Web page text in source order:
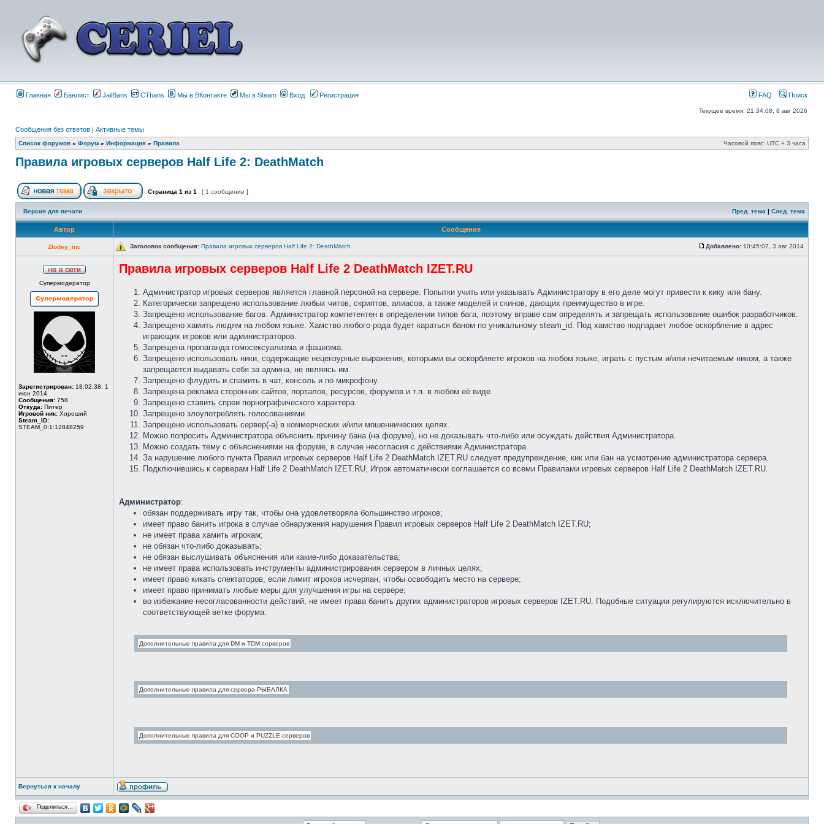
Главная Банлист JailBans CTbans Мы в ВКонтакте Мы в Steam Вход Регистрация FAQ Поиск
Текущее время: 21:34:08, 8 авг 2026
Сообщения без ответов | Активные темы
Список форумов » Форум » Информация » Правила Часовой пояс: UTC + 3 часа
Правила игровых серверов Half Life 2: DeathMatch
Страница 1 из 1 [ 1 сообщение ]
Версия для печати Пред. тема | След. тема
Автор Сообщение
Zlodey_inc Заголовок сообщения: Правила игровых серверов Half Life 2: DeathMatch Добавлено: 10:45:07, 3 авг 2014
Супермодератор
Зарегистрирован: 18:02:38, 1
июн 2014
Сообщения: 758
Откуда: Питер
Игровой ник: Хороший
Steam_ID:
STEAM_0:1:12848259
Правила игровых серверов Half Life 2 DeathMatch IZET.RU
Администратор игровых серверов является главной персоной на сервере. Попытки учить или указывать Администратору в его деле могут привести к кику или бану.
Категорически запрещено использование любых читов, скриптов, алиасов, а также моделей и скинов, дающих преимущество в игре.
Запрещено использование багов. Администратор компетентен в определении типов бага, поэтому вправе сам определять и запрещать использование ошибок разработчиков.
Запрещено хамить людям на любом языке. Хамство любого рода будет караться баном по уникальному steam_id. Под хамство подпадает любое оскорбление в адрес
играющих игроков или администраторов.
Запрещена пропаганда гомосексуализма и фашизма.
Запрещено использовать ники, содержащие нецензурные выражения, которыми вы оскорбляете игроков на любом языке, играть с пустым и/или нечитаемым ником, а также
запрещается выдавать себя за админа, не являясь им.
Запрещено флудить и спамить в чат, консоль и по микрофону.
Запрещена реклама сторонних сайтов, порталов, ресурсов, форумов и т.п. в любом её виде.
Запрещено ставить спреи порнографического характера.
Запрещено злоупотреблять голосованиями.
Запрещено использовать сервер(-а) в коммерческих и/или мошеннических целях.
Можно попросить Администратора объяснить причину бана (на форуме), но не доказывать что-либо или осуждать действия Администратора.
Можно создать тему с объяснениями на форуме, в случае несогласия с действиями Администратора.
За нарушение любого пункта Правил игровых серверов Half Life 2 DeathMatch IZET.RU cледует предупреждение, кик или бан на усмотрение администратора сервера.
Подключившись к серверам Half Life 2 DeathMatch IZET.RU, Игрок автоматически соглашается со всеми Правилами игровых серверов Half Life 2 DeathMatch IZET.RU.
Администратор:
обязан поддерживать игру так, чтобы она удовлетворяла большинство игроков;
имеет право банить игрока в случае обнаружения нарушения Правил игровых серверов Half Life 2 DeathMatch IZET.RU;
не имеет права хамить игрокам;
не обязан что-либо доказывать;
не обязан выслушивать объяснения или какие-либо доказательства;
не имеет права использовать инструменты администрирования сервером в личных целях;
имеет право кикать спектаторов, если лимит игроков исчерпан, чтобы освободить место на сервере;
имеет право принимать любые меры для улучшения игры на сервере;
во избежание несогласованности действий, не имеет права банить других администраторов игровых серверов IZET.RU. Подобные ситуации регулируются исключительно в
соответствующей ветке форума.
Вернуться к началу
Поделиться…